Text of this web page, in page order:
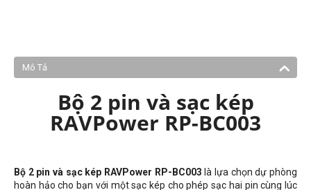
Mô Tả
Bộ 2 pin và sạc kép
RAVPower RP-BC003
Bộ 2 pin và sạc kép RAVPower RP-BC003 là lựa chọn dự phòng
hoàn hảo cho bạn với một sạc kép cho phép sạc hai pin cùng lúc